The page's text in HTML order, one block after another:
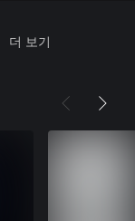
더 보기